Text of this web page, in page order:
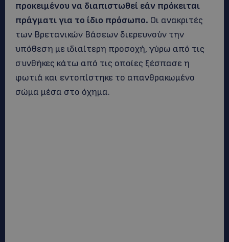
προκειμένου να διαπιστωθεί εάν πρόκειται
πράγματι για το ίδιο πρόσωπο. Οι ανακριτές
των Βρετανικών Βάσεων διερευνούν την
υπόθεση με ιδιαίτερη προσοχή, γύρω από τις
συνθήκες κάτω από τις οποίες ξέσπασε η
φωτιά και εντοπίστηκε το απανθρακωμένο
σώμα μέσα στο όχημα.